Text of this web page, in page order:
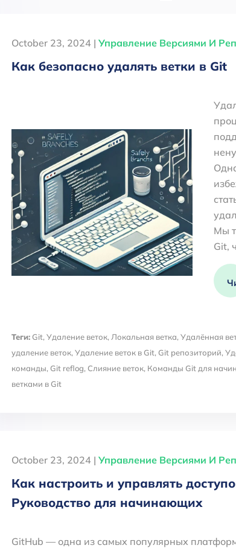
October 23, 2024 | Управление Версиями И
Как безопасно удалять ветки в Git
Мы
Git,
Теги: Git, Удаление веток, Локальная ветка, Удалённая
удаление веток, Удаление веток в Git, Git репозиторий,
команды, Git reflog, Слияние веток, Команды Git для
ветками в Git
October 23, 2024 | Управление Версиями И
Как настроить и управлять
Руководство для начинающих
GitHub — одна из самых популярных